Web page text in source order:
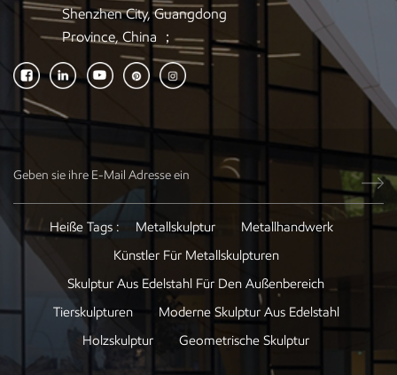
Shenzhen City, Guangdong
Province, China ；
Heiße Tags : Metallskulptur
Metallhandwerk
Künstler Für Metallskulpturen
Skulptur Aus Edelstahl Für Den Außenbereich
Tierskulpturen
Moderne Skulptur Aus Edelstahl
Holzskulptur
Geometrische Skulptur